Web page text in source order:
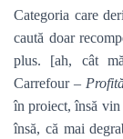
Categoria care
caută doar
plus. [ah, cât
Carrefour –
în proiect, însă vin
însă, că mai